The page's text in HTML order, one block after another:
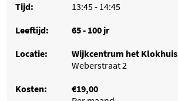
13:45 - 14:45
65 - 100 jr
Wijkcentrum het Klokhuis
Weberstraat 2
€19,00